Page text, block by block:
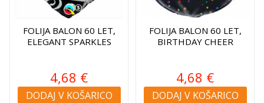
FOLIJA BALON 60 LET,
ELEGANT SPARKLES
4,68 €
DODAJ V KOŠARICO
FOLIJA BALON 60 LET,
BIRTHDAY CHEER
4,68 €
DODAJ V KOŠARICO